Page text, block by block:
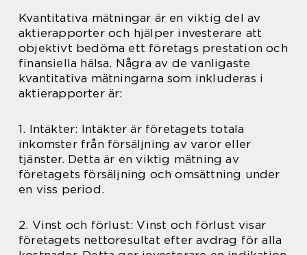
Kvantitativa mätningar är en viktig del av
aktierapporter och hjälper investerare att
objektivt bedöma ett företags prestation och
finansiella hälsa. Några av de vanligaste
kvantitativa mätningarna som inkluderas i
aktierapporter är:
1. Intäkter: Intäkter är företagets totala
inkomster från försäljning av varor eller
tjänster. Detta är en viktig mätning av
företagets försäljning och omsättning under
en viss period.
2. Vinst och förlust: Vinst och förlust visar
företagets nettoresultat efter avdrag för alla